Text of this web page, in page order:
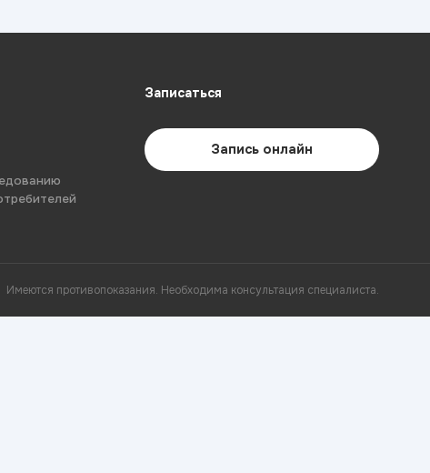
Записаться
Запись онлайн
Имеются противопоказания. Необходима консультация специалиста.